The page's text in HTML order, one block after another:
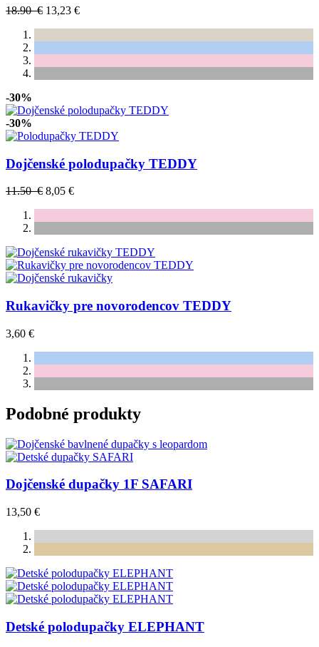
18.90 € 13,23 €
-30%
-30%
Dojčenské polodupačky TEDDY
11.50 € 8,05 €
Rukavičky pre novorodencov TEDDY
3,60 €
Podobné produkty
Dojčenské dupačky 1F SAFARI
13,50 €
Detské polodupačky ELEPHANT